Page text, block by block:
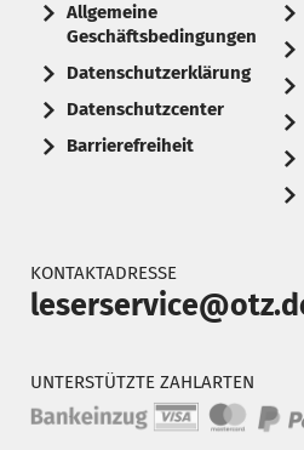
Allgemeine
Geschäftsbedingungen
Datenschutzerklärung
Datenschutzcenter
Barrierefreiheit
KONTAKTADRESSE
UNTERSTÜTZTE ZAHLARTEN